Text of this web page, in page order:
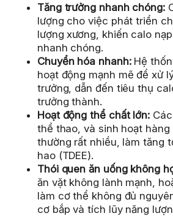
Tăng trưởng nhanh chóng:
lượng cho việc phát triển
lượng xương, khiến calo
nhanh chóng.
Chuyển hóa nhanh:Hệ
hoạt động mạnh mẽ để xử
trưởng, dẫn đến tiêu thụ
trưởng thành.
Hoạt động thể chất lớn:
thể thao, và sinh hoạt
thường rất nhiều, làm tăng
hao (TDEE).
Thói quen ăn uống không
ăn vặt không lành mạnh,
làm cơ thể không đủ
cơ bắp và tích lũy năng